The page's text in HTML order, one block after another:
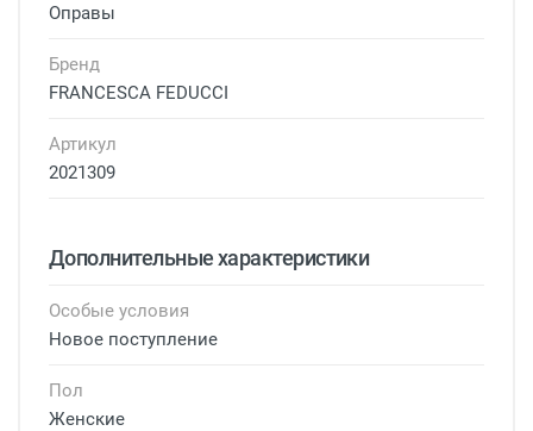
Оправы
Бренд
FRANCESCA FEDUCCI
Артикул
2021309
Дополнительные характеристики
Особые условия
Новое поступление
Пол
Женские